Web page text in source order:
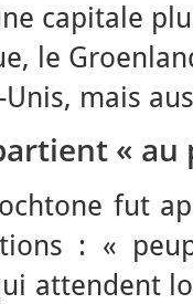
capitale
le
mais
«
fut
: «
attendent